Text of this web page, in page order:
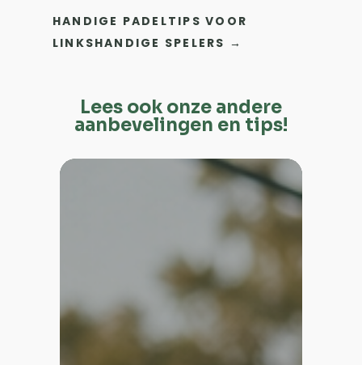
HANDIGE PADELTIPS VOOR
LINKSHANDIGE SPELERS →
Lees ook onze andere
aanbevelingen en tips!